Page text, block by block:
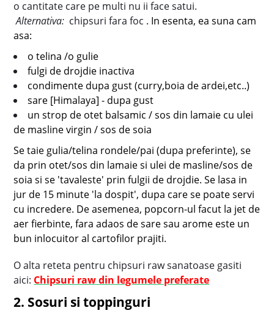
o cantitate care pe multi nu ii face satui.
Alternativa: chipsuri fara foc . In esenta, ea suna cam
asa:
o telina /o gulie
fulgi de drojdie inactiva
condimente dupa gust (curry,boia de ardei,etc..)
sare [Himalaya] - dupa gust
un strop de otet balsamic / sos din lamaie cu ulei
de masline virgin / sos de soia
Se taie gulia/telina rondele/pai (dupa preferinte), se
da prin otet/sos din lamaie si ulei de masline/sos de
soia si se 'tavaleste' prin fulgii de drojdie. Se lasa in
jur de 15 minute 'la dospit', dupa care se poate servi
cu incredere. De asemenea, popcorn-ul facut la jet de
aer fierbinte, fara adaos de sare sau arome este un
bun inlocuitor al cartofilor prajiti.
O alta reteta pentru chipsuri raw sanatoase gasiti
aici: Chipsuri raw din legumele preferate
2. Sosuri si toppinguri